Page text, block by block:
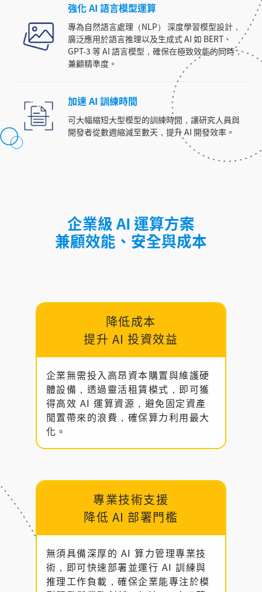
強化 AI 語言模型運算
專為自然語言處理（NLP） 深度學習模型設計，
廣泛應用於語言推理以及生成式 AI 如 BERT、
GPT-3 等 AI 語言模型，確保在極致效能的同時，
兼顧精準度。
加速 AI 訓練時間
可大幅縮短大型模型的訓練時間，讓研究人員與
開發者從數週縮減至數天，提升 AI 開發效率。
企業級 AI 運算方案
兼顧效能、安全與成本
降低成本
提升 AI 投資效益
企業無需投入高昂資本購置與維護硬
體設備，透過靈活租賃模式，即可獲
得高效 AI 運算資源，避免固定資產
閒置帶來的浪費，確保算力利用最大
化。
專業技術支援
降低 AI 部署門檻
無須具備深厚的 AI 算力管理專業技
術，即可快速部署並運行 AI 訓練與
推理工作負載，確保企業能專注於模